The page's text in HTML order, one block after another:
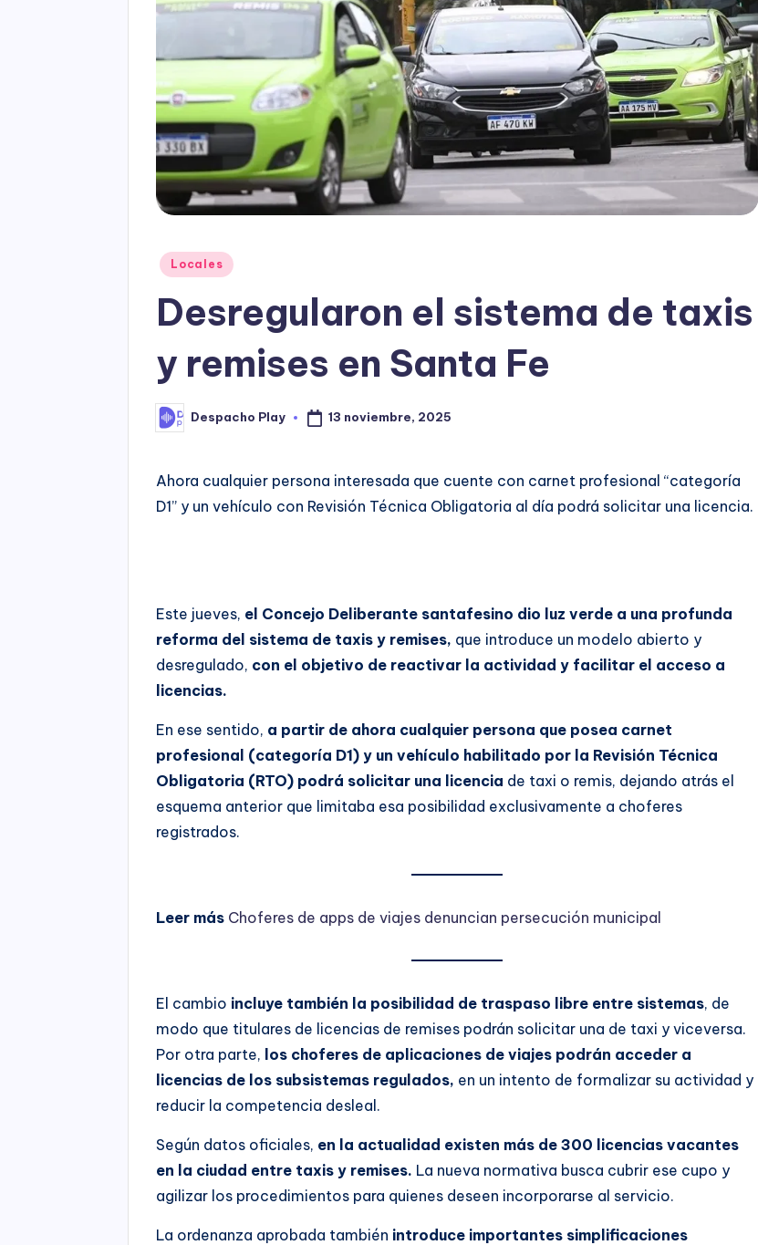
o
P
l
a
y
Posted
Locales
Desregularon el sistema de taxis
y remises en Santa Fe
Posted
by
Despacho Play 13 noviembre, 2025
Ahora cualquier persona interesada que cuente con carnet profesional “categoría
D1” y un vehículo con Revisión Técnica Obligatoria al día podrá solicitar una licencia.
Este jueves, el Concejo Deliberante santafesino dio luz verde a una profunda
reforma del sistema de taxis y remises, que introduce un modelo abierto y
desregulado, con el objetivo de reactivar la actividad y facilitar el acceso a
licencias.
En ese sentido, a partir de ahora cualquier persona que posea carnet
profesional (categoría D1) y un vehículo habilitado por la Revisión Técnica
Obligatoria (RTO) podrá solicitar una licencia de taxi o remis, dejando atrás el
esquema anterior que limitaba esa posibilidad exclusivamente a choferes
registrados.
Leer más Choferes de apps de viajes denuncian persecución municipal
El cambio incluye también la posibilidad de traspaso libre entre sistemas, de
modo que titulares de licencias de remises podrán solicitar una de taxi y viceversa.
Por otra parte, los choferes de aplicaciones de viajes podrán acceder a
licencias de los subsistemas regulados, en un intento de formalizar su actividad y
reducir la competencia desleal.
Según datos oficiales, en la actualidad existen más de 300 licencias vacantes
en la ciudad entre taxis y remises. La nueva normativa busca cubrir ese cupo y
agilizar los procedimientos para quienes deseen incorporarse al servicio.
La ordenanza aprobada también introduce importantes simplificaciones